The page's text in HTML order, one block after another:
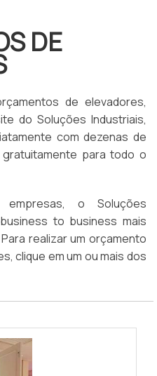
DE
de elevadores,
do Soluções Industriais,
com dezenas de
para todo o
o Soluções
to business mais
realizar um orçamento
clique em um ou mais dos